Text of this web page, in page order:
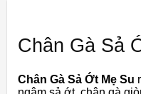
Chân Gà Sả
Chân Gà Sả Ớt Mẹ Su